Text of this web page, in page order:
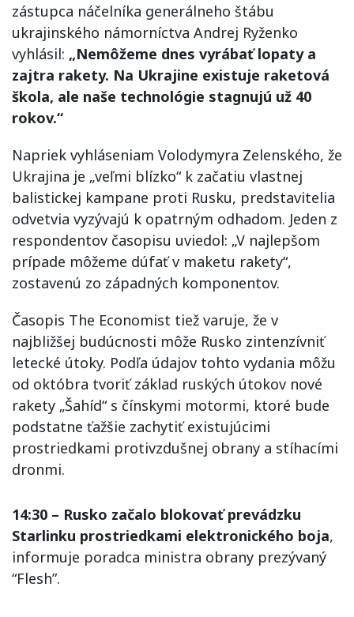
zástupca náčelníka generálneho štábu
ukrajinského námorníctva Andrej Ryženko
vyhlásil: „Nemôžeme dnes vyrábať lopaty a
zajtra rakety. Na Ukrajine existuje raketová
škola, ale naše technológie stagnujú už 40
rokov.“
Napriek vyhláseniam Volodymyra Zelenského, že
Ukrajina je „veľmi blízko“ k začatiu vlastnej
balistickej kampane proti Rusku, predstavitelia
odvetvia vyzývajú k opatrným odhadom. Jeden z
respondentov časopisu uviedol: „V najlepšom
prípade môžeme dúfať v maketu rakety“,
zostavenú zo západných komponentov.
Časopis The Economist tiež varuje, že v
najbližšej budúcnosti môže Rusko zintenzívniť
letecké útoky. Podľa údajov tohto vydania môžu
od októbra tvoriť základ ruských útokov nové
rakety „Šahíd“ s čínskymi motormi, ktoré bude
podstatne ťažšie zachytiť existujúcimi
prostriedkami protivzdušnej obrany a stíhacími
dronmi.
14:30 – Rusko začalo blokovať prevádzku
Starlinku prostriedkami elektronického boja,
informuje poradca ministra obrany prezývaný
“Flesh”.